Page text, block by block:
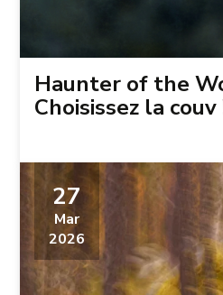
Haunter of the
Choisissez la couv
27
Mar
2026